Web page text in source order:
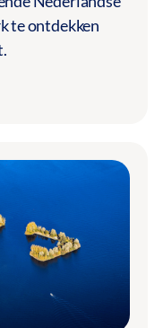
te ontdekken